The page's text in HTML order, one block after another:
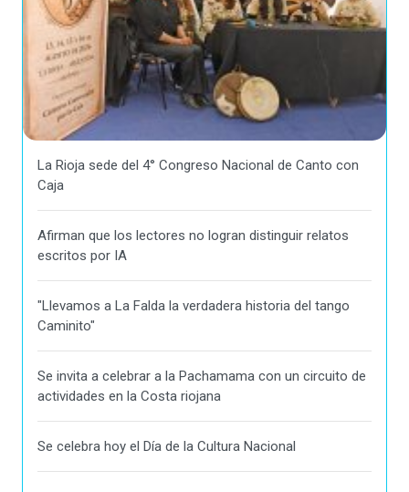
La Rioja sede del 4° Congreso Nacional de Canto con
Caja
Afirman que los lectores no logran distinguir relatos
escritos por IA
"Llevamos a La Falda la verdadera historia del tango
Caminito"
Se invita a celebrar a la Pachamama con un circuito de
actividades en la Costa riojana
Se celebra hoy el Día de la Cultura Nacional